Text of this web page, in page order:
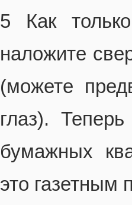
5 Как
наложите
(можете
глаз).
бумажных
это газетным